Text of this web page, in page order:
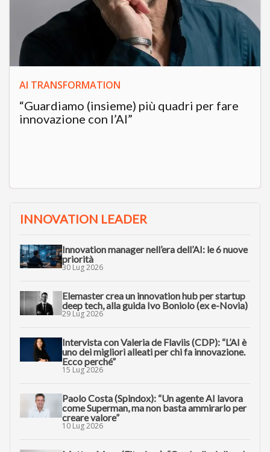
AI TRANSFORMATION
“Guardiamo (insieme) più quadri per fare
innovazione con l’AI”
INNOVATION LEADER
Innovation manager nell’era dell’AI: le 6 nuove
priorità
30 Lug 2026
Elemaster crea un innovation hub per startup
deep tech, alla guida Ivo Boniolo (ex e-Novia)
29 Lug 2026
Intervista con Valeria de Flaviis (CDP): “L’AI è
uno dei migliori alleati per chi fa innovazione.
Ecco perché”
15 Lug 2026
Paolo Costa (Spindox): “Un agente AI lavora
come Superman, ma non basta ammirarlo per
creare valore”
10 Lug 2026